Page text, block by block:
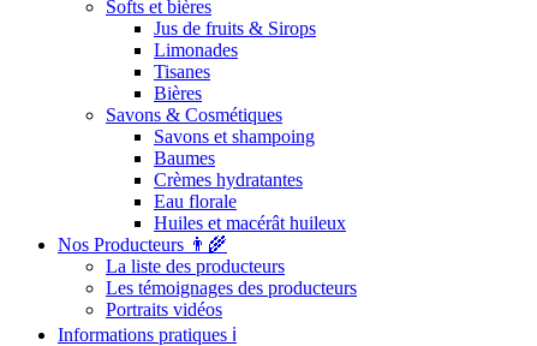
Softs et bières
Jus de fruits & Sirops
Limonades
Tisanes
Bières
Savons & Cosmétiques
Savons et shampoing
Baumes
Crèmes hydratantes
Eau florale
Huiles et macérât huileux
Nos Producteurs 👨‍🌾
La liste des producteurs
Les témoignages des producteurs
Portraits vidéos
Informations pratiques ℹ️